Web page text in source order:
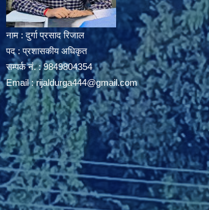
नाम : दुर्गा प्रसाद रिजाल
पद : प्रशासकीय अधिकृत
सम्पर्क नं. : 9849804354
Email :rijaldurga444@gmail.com